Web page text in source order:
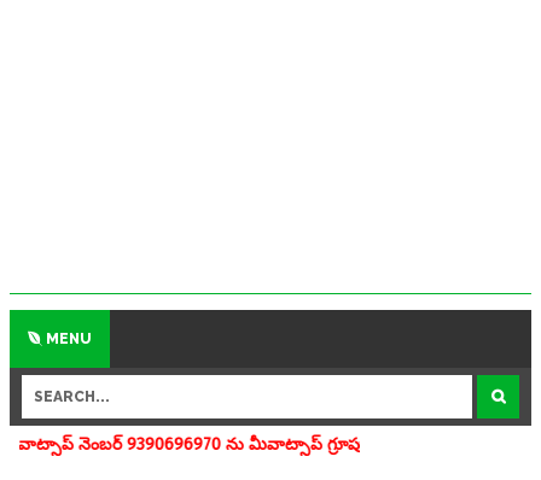
MENU
ను మీవాట్సాప్ గ్రూపులో add చేయగలరు www.apedu.in.